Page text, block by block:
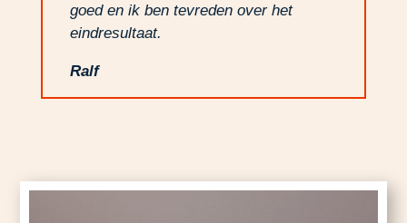
goed en ik ben tevreden over het
eindresultaat.
Ralf